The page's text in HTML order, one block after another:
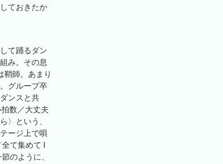
ておきたか
て踊るダン
み。その息
鞘師。あまり
グループ卒
ンスと共
数／大丈夫
〉という、
ージ上で唄
て集めて I
のように、